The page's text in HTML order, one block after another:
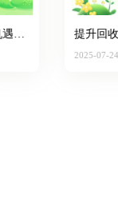
提升回收效
新版功能全解
2025-07-24